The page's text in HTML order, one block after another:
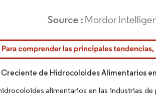
Intelligence. El uso requiere atribución según CC BY
Creciente de Hidrocoloides Alimentarios
alimentarios en las industrias